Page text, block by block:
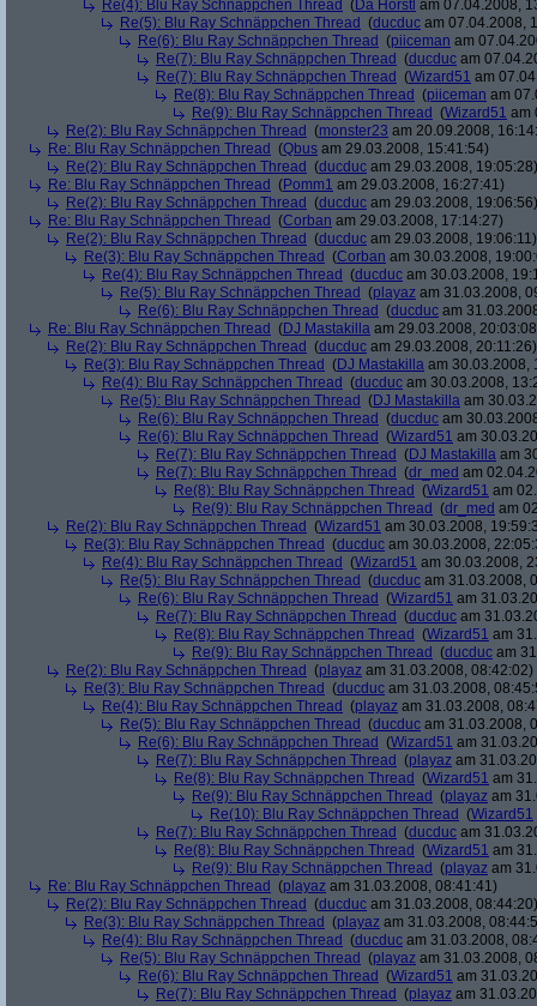
Re(4): Blu Ray Schnäppchen Thread (Da Horstl am 07.04.2008,
Re(5): Blu Ray Schnäppchen Thread (ducduc am 07.04.2008,
Re(6): Blu Ray Schnäppchen Thread (piiceman am
Re(7): Blu Ray Schnäppchen Thread (ducduc am
Re(7): Blu Ray Schnäppchen Thread (Wizard51 am
Re(8): Blu Ray Schnäppchen Thread (piiceman am
Re(9): Blu Ray Schnäppchen Thread (Wizard51 am
Re(2): Blu Ray Schnäppchen Thread (monster23 am 20.09.2008,
Re: Blu Ray Schnäppchen Thread (Qbus am 29.03.2008, 15:41:54)
Re(2): Blu Ray Schnäppchen Thread (ducduc am 29.03.2008, 19:05:28)
Re: Blu Ray Schnäppchen Thread (Pomm1 am 29.03.2008, 16:27:41)
Re(2): Blu Ray Schnäppchen Thread (ducduc am 29.03.2008, 19:06:56)
Re: Blu Ray Schnäppchen Thread (Corban am 29.03.2008, 17:14:27)
Re(2): Blu Ray Schnäppchen Thread (ducduc am 29.03.2008, 19:06:11)
Re(3): Blu Ray Schnäppchen Thread (Corban am 30.03.2008,
Re(4): Blu Ray Schnäppchen Thread (ducduc am 30.03.2008,
Re(5): Blu Ray Schnäppchen Thread (playaz am 31.03.2008,
Re(6): Blu Ray Schnäppchen Thread (ducduc am
Re: Blu Ray Schnäppchen Thread (DJ Mastakilla am 29.03.2008,
Re(2): Blu Ray Schnäppchen Thread (ducduc am 29.03.2008, 20:11:26)
Re(3): Blu Ray Schnäppchen Thread (DJ Mastakilla am 30.03.2008,
Re(4): Blu Ray Schnäppchen Thread (ducduc am 30.03.2008,
Re(5): Blu Ray Schnäppchen Thread (DJ Mastakilla am
Re(6): Blu Ray Schnäppchen Thread (ducduc am
Re(6): Blu Ray Schnäppchen Thread (Wizard51 am
Re(7): Blu Ray Schnäppchen Thread (DJ Mastakilla am
Re(7): Blu Ray Schnäppchen Thread (dr_med am
Re(8): Blu Ray Schnäppchen Thread (Wizard51 am
Re(9): Blu Ray Schnäppchen Thread (dr_med am
Re(2): Blu Ray Schnäppchen Thread (Wizard51 am 30.03.2008,
Re(3): Blu Ray Schnäppchen Thread (ducduc am 30.03.2008,
Re(4): Blu Ray Schnäppchen Thread (Wizard51 am 30.03.2008,
Re(5): Blu Ray Schnäppchen Thread (ducduc am 31.03.2008,
Re(6): Blu Ray Schnäppchen Thread (Wizard51 am
Re(7): Blu Ray Schnäppchen Thread (ducduc am
Re(8): Blu Ray Schnäppchen Thread (Wizard51 am
Re(9): Blu Ray Schnäppchen Thread (ducduc am
Re(2): Blu Ray Schnäppchen Thread (playaz am 31.03.2008, 08:42:02)
Re(3): Blu Ray Schnäppchen Thread (ducduc am 31.03.2008,
Re(4): Blu Ray Schnäppchen Thread (playaz am 31.03.2008,
Re(5): Blu Ray Schnäppchen Thread (ducduc am 31.03.2008,
Re(6): Blu Ray Schnäppchen Thread (Wizard51 am
Re(7): Blu Ray Schnäppchen Thread (playaz am
Re(8): Blu Ray Schnäppchen Thread (Wizard51 am
Re(9): Blu Ray Schnäppchen Thread (playaz am
Re(10): Blu Ray Schnäppchen Thread (Wizard51
Re(7): Blu Ray Schnäppchen Thread (ducduc am
Re(8): Blu Ray Schnäppchen Thread (Wizard51 am
Re(9): Blu Ray Schnäppchen Thread (playaz am
Re: Blu Ray Schnäppchen Thread (playaz am 31.03.2008, 08:41:41)
Re(2): Blu Ray Schnäppchen Thread (ducduc am 31.03.2008, 08:44:20)
Re(3): Blu Ray Schnäppchen Thread (playaz am 31.03.2008,
Re(4): Blu Ray Schnäppchen Thread (ducduc am 31.03.2008,
Re(5): Blu Ray Schnäppchen Thread (playaz am 31.03.2008,
Re(6): Blu Ray Schnäppchen Thread (Wizard51 am
Re(7): Blu Ray Schnäppchen Thread (playaz am